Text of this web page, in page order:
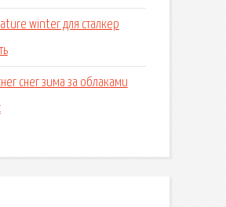
winter для сталкер
снег зима за облаками